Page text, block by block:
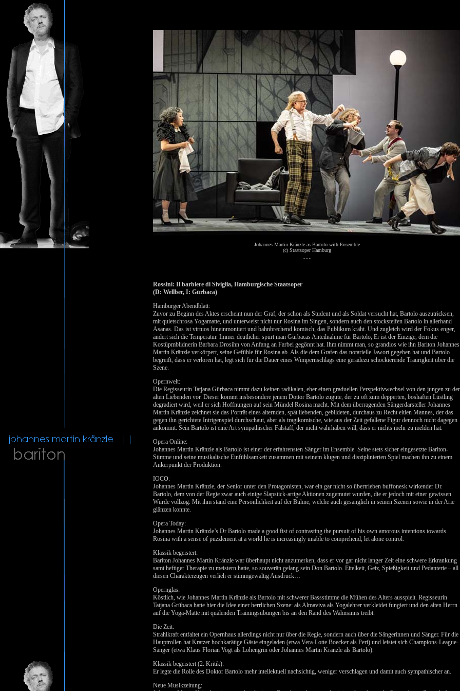
Johannes Martin Kränzle as Bartolo with Ensemble
(c) Staatsoper Hamburg
......
Rossini: Il barbiere di Siviglia, Hamburgische Staatsoper
(D: Wellber, I: Gürbaca)
Hamburger Abendblatt:
Zuvor zu Beginn des Aktes erscheint nun der Graf, der schon als Student und als Soldat versucht hat, Bartolo auszutricksen,
mit quietschrosa Yogamatte, und unterweist nicht nur Rosina im Singen, sondern auch den stocksteifen Bartolo in allerhand
Asanas. Das ist virtuos hineinmontiert und bahnbrechend komisch, das Publikum kräht. Und zugleich wird der Fokus enger,
ändert sich die Temperatur. Immer deutlicher spürt man Gürbacas Anteilnahme für Bartolo, Er ist der Einzige, dem die
Kostüpmblidnerin Barbara Drosihn von Anfang an Farbei gegönnt hat. Ihm nimmt man, so grandios wie ihn Bariton Johannes
Martin Kränzle verkörpert, seine Gefühle für Rosina ab. Als die dem Grafen das notarielle Jawort gegeben hat und Bartolo
begreift, dass er verloren hat, legt sich für die Dauer eines Wimpernschlags eine geradezu schockierende Traurigkeit über die
Szene.
Opernwelt:
Die Regisseurin Tatjana Gürbaca nimmt dazu keinen radikalen, eher einen graduellen Perspektivwechsel von den jungen zu
alten Liebenden vor. Dieser kommt insbesondere jenem Dottor Bartolo zugute, der zu oft zum depperten, boshaften Lüstling
degradiert wird, weil er sich Hoffnungen auf sein Mündel Rosina macht. Mit dem überragenden Sängerdarsteller Johannes
Martin Kränzle zeichnet sie das Porträt eines alternden, spät liebenden, gebildeten, durchaus zu Recht eitlen Mannes, der das
gegen ihn gerichtete Intrigenspiel durchschaut, aber als tragikomische, wie aus der Zeit gefallene Figur dennoch nicht dagegen
ankommt. Sein Bartolo ist eine Art sympathischer Falstaff, der nicht wahrhaben will, dass er nichts mehr zu melden hat.
Opera Online:
Johannes Martin Kränzle als Bartolo ist einer der erfahrensten Sänger im Ensemble. Seine stets sicher eingesetzte Bariton-
Stimme und seine musikalische Einfühlsamkeit zusammen mit seinem klugen und disziplinierten Spiel machen ihn zu einem
Ankerpunkt der Produktion.
IOCO:
Johannes Martin Kränzle, der Senior unter den Protagonisten, war ein gar nicht so übertrieben buffonesk wirkender Dr.
Bartolo, dem von der Regie zwar auch einige Slapstick-artige Aktionen zugemutet wurden, die er jedoch mit einer gewissen
Würde vollzog. Mit ihm stand eine Persönlichkeit auf der Bühne, welche auch gesanglich in seinen Szenen sowie in der Arie
glänzen konnte.
Opera Today:
Johannes Martin Kränzle’s Dr Bartolo made a good fist of contrasting the pursuit of his own amorous intentions towards
Rosina with a sense of puzzlement at a world he is increasingly unable to comprehend, let alone control.
Klassik begeistert:
Bariton Johannes Martin Kränzle war überhaupt nicht anzumerken, dass er vor gar nicht langer Zeit eine schwere Erkrankung
samt heftiger Therapie zu meistern hatte, so souverän gelang sein Don Bartolo. Eitelkeit, Geiz, Spießigkeit und Pedanterie – all
diesen Charakterzügen verlieh er stimmgewaltig Ausdruck…
Opernglas:
Köstlich, wie Johannes Martin Kränzle als Bartolo mit schwerer Bassstimme die Mühen des Alters ausspielt. Regisseurin
Tatjana Grübaca hatte hier die Idee einer herrlichen Szene: als Almaviva als Yogalehrer verkleidet fungiert und den alten Herrn
auf die Yoga-Matte mit quälenden Trainingsübungen bis an den Rand des Wahnsinns treibt.
Die Zeit:
Strahlkraft entfaltet ein Opernhaus allerdings nicht nur über die Regie, sondern auch über die Sängerinnen und Sänger. Für die
Hauptrollen hat Kratzer hochkarätige Gäste eingeladen (etwa Vera-Lotte Boecker als Peri) und leistet sich Champions-League-
Sänger (etwa Klaus Florian Vogt als Lohengrin oder Johannes Martin Kränzle als Bartolo).
Klassik begeistert (2. Kritik):
Er legte die Rolle des Doktor Bartolo mehr intellektuell nachsichtig, weniger verschlagen und damit auch sympathischer an.
Neue Musikzeitung: